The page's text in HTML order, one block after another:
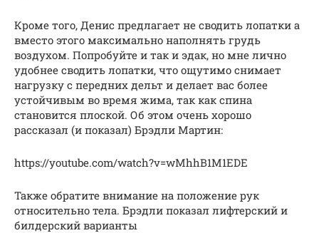
Кроме того, Денис предлагает не сводить лопатки а
вместо этого максимально наполнять грудь
воздухом. Попробуйте и так и эдак, но мне лично
удобнее сводить лопатки, что ощутимо снимает
нагрузку с передних дельт и делает вас более
устойчивым во время жима, так как спина
становится плоской. Об этом очень хорошо
рассказал (и показал) Брэдли Мартин:
https://youtube.com/watch?v=wMhhB1M1EDE
Также обратите внимание на положение рук
относительно тела. Брэдли показал лифтерский и
билдерский варианты